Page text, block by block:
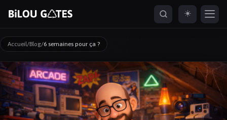
☀️
ESC
↑ ↓ naviguer ↵ ouvrir ESC fermer ⌘K ouvrir depuis partout
Accueil/Blog/6 semaines pour ça ?